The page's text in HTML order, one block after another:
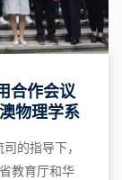
合作会议
物理学系
的指导下，
教育厅和华